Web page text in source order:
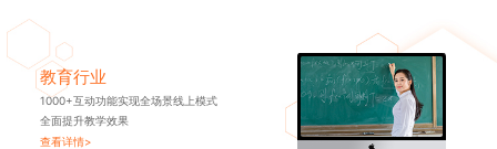
教育行业
1000+互动功能实现全场景线上模式
全面提升教学效果
查看详情>